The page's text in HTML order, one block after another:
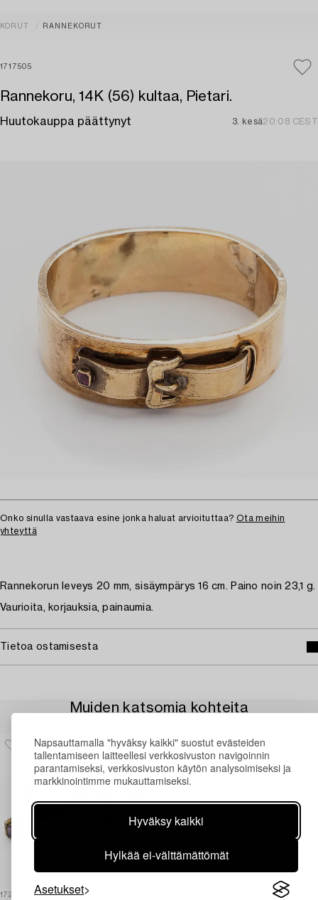
Napsauttamalla "hyväksy kaikki" suostut evästeiden
tallentamiseen laitteellesi verkkosivuston navigoinnin
parantamiseksi, verkkosivuston käytön analysoimiseksi ja
markkinointimme mukauttamiseksi.
Hyväksy kaikki
Hylkää ei-välttämättömät
Asetukset
KORUT RANNEKORUT
1717505
Rannekoru, 14K (56) kultaa, Pietari.
Huutokauppa päättynyt 3. kesä20:08 CEST
Onko sinulla vastaava esine jonka haluat arvioituttaa? Ota meihin
yhteyttä
Rannekorun leveys 20 mm, sisäympärys 16 cm. Paino noin 23,1 g.
Vaurioita, korjauksia, painaumia.
Tietoa ostamisesta
Muiden katsomia kohteita
1723057